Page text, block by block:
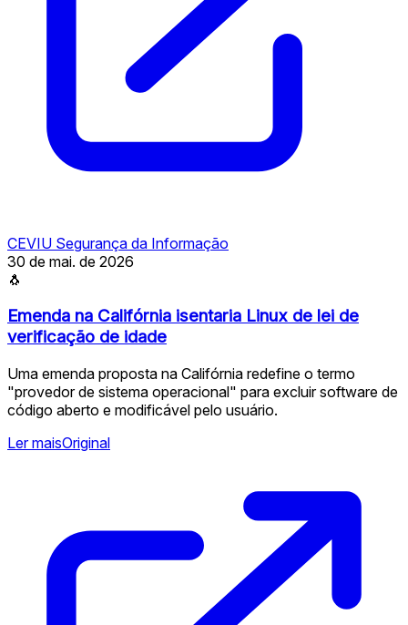
CEVIU Segurança da Informação
30 de mai. de 2026
🐧
Emenda na Califórnia isentaria Linux de lei de
verificação de idade
Uma emenda proposta na Califórnia redefine o termo
"provedor de sistema operacional" para excluir software de
código aberto e modificável pelo usuário.
Ler maisOriginal